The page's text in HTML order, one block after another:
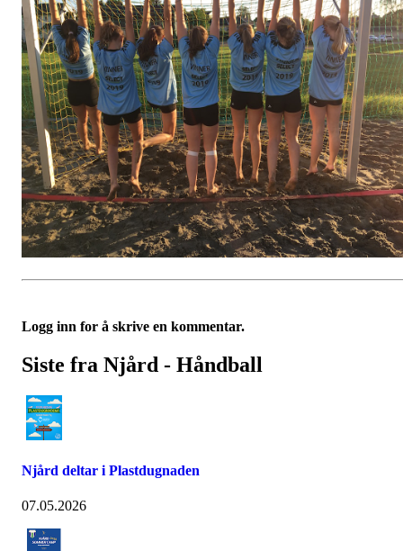
Logg inn for å skrive en kommentar.
Siste fra Njård - Håndball
Njård deltar i Plastdugnaden
07.05.2026